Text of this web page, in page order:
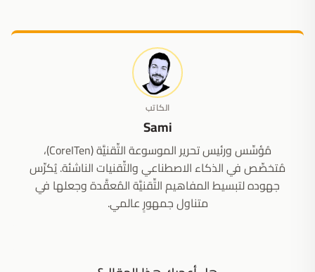
الكاتب
Sami
مُؤسِّس ورئيس تحرير الموسوعة التِّقنيَّة (CoreITen)،
مُتخصِّص في الذكاء الاصطناعي والتِّقنيات الناشئة. يُكرِّس
جهوده لتبسيط المفاهيم التِّقنيَّة المُعقَّدة وجعلها في
متناول جمهورٍ عالمي.